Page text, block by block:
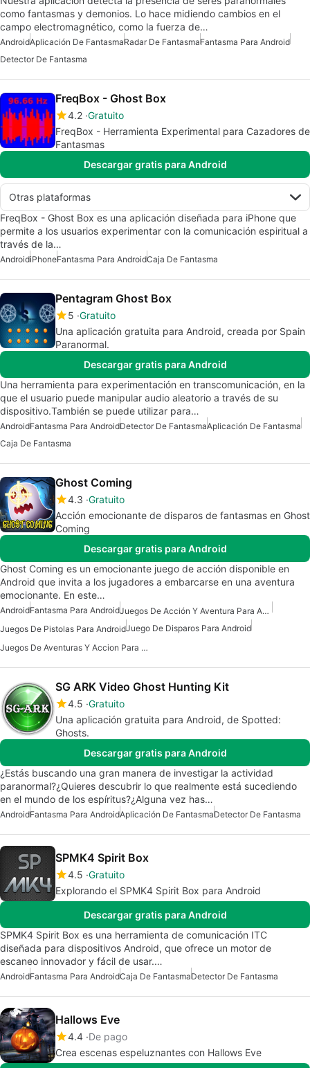
como fantasmas y demonios. Lo hace midiendo cambios en el
campo electromagnético, como la fuerza de…
AndroidAplicación De FantasmaRadar De FantasmaFantasma Para Android
Detector De Fantasma
FreqBox - Ghost Box
4.2 Gratuito
FreqBox - Herramienta Experimental para Cazadores de
Fantasmas
Descargar gratis para Android
Otras plataformas
FreqBox - Ghost Box es una aplicación diseñada para iPhone que
permite a los usuarios experimentar con la comunicación espiritual a
través de la…
AndroidiPhoneFantasma Para AndroidCaja De Fantasma
Pentagram Ghost Box
5 Gratuito
Una aplicación gratuita para Android, creada por Spain
Paranormal.
Descargar gratis para Android
Una herramienta para experimentación en transcomunicación, en la
que el usuario puede manipular audio aleatorio a través de su
dispositivo.También se puede utilizar para…
AndroidFantasma Para AndroidDetector De FantasmaAplicación De Fantasma
Caja De Fantasma
Ghost Coming
4.3 Gratuito
Acción emocionante de disparos de fantasmas en Ghost
Coming
Descargar gratis para Android
Ghost Coming es un emocionante juego de acción disponible en
Android que invita a los jugadores a embarcarse en una aventura
emocionante. En este…
AndroidFantasma Para Android
Juegos De Acción Y Aventura Para Android
Juegos De Pistolas Para AndroidJuego De Disparos Para Android
Juegos De Aventuras Y Accion Para Android
SG ARK Video Ghost Hunting Kit
4.5 Gratuito
Una aplicación gratuita para Android, de Spotted:
Ghosts.
Descargar gratis para Android
¿Estás buscando una gran manera de investigar la actividad
paranormal?¿Quieres descubrir lo que realmente está sucediendo
en el mundo de los espíritus?¿Alguna vez has…
AndroidFantasma Para AndroidAplicación De FantasmaDetector De Fantasma
SPMK4 Spirit Box
4.5 Gratuito
Explorando el SPMK4 Spirit Box para Android
Descargar gratis para Android
SPMK4 Spirit Box es una herramienta de comunicación ITC
diseñada para dispositivos Android, que ofrece un motor de
escaneo innovador y fácil de usar.…
AndroidFantasma Para AndroidCaja De FantasmaDetector De Fantasma
Hallows Eve
4.4 De pago
Crea escenas espeluznantes con Hallows Eve